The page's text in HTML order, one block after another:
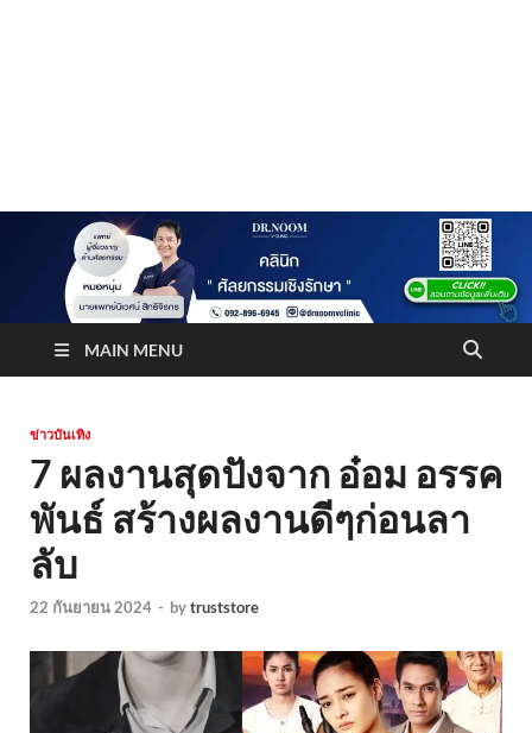
Truststoreonline
MAIN MENU
ข่าวบันเทิง
7 ผลงานสุดปังจาก อ๋อม อรรค
พันธ์ สร้างผลงานดีๆก่อนลา
ลับ
22 กันยายน 2024 - bytruststore